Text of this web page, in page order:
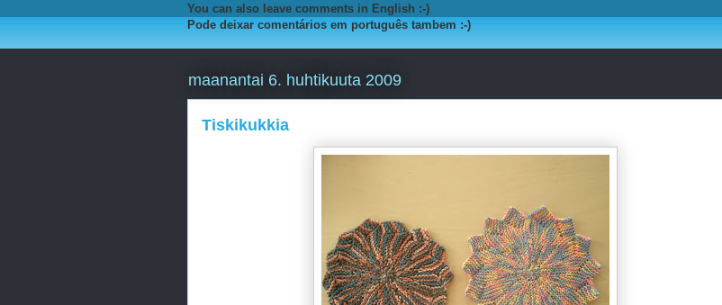
You can also leave comments in English :-)
Pode deixar comentários em português tambem :-)
maanantai 6. huhtikuuta 2009
Tiskikukkia